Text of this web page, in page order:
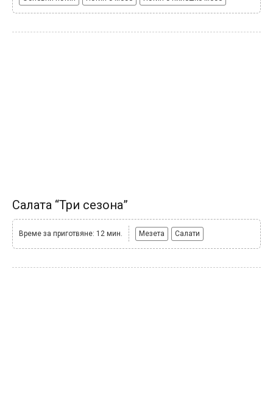
Салата “Три сезона”
Време за приготвяне: 12 мин. Мезета Салати